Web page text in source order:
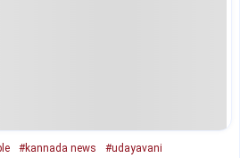
#kannada news #udayavani